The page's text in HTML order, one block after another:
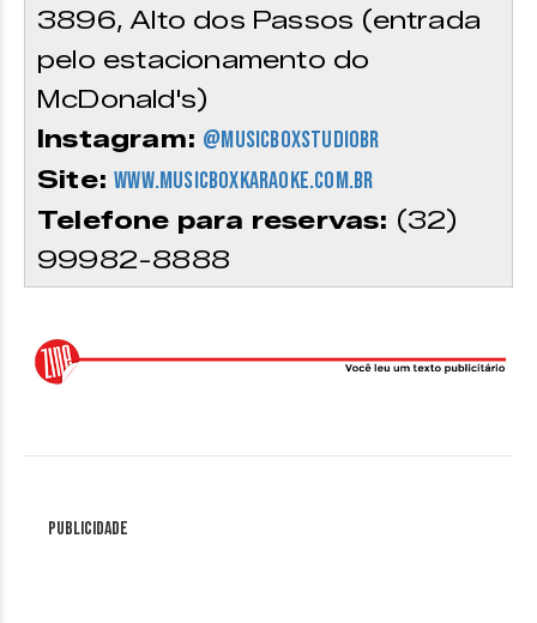
3896, Alto dos Passos (entrada
pelo estacionamento do
McDonald's)
Instagram: @musicboxstudiobr
Site: www.musicboxkaraoke.com.br
Telefone para reservas: (32)
99982-8888
Publicidade